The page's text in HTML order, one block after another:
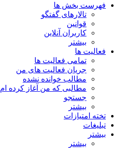
فهرست بخش ها
تالارهای گفتگو
قوانین
کاربران آنلاین
بیشتر
فعالیت ها
تمامی فعالیت ها
جریان فعالیت های من
مطالب خوانده نشده
مطالبی که من آغاز کرده ام
جستجو
بیشتر
تخته امتیازات
تبلیغات
بیشتر
بیشتر